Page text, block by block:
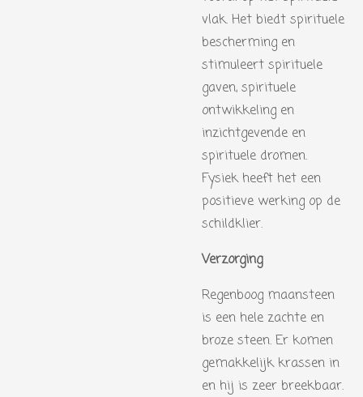
vlak. Het biedt spirituele
bescherming en
stimuleert spirituele
gaven, spirituele
ontwikkeling en
inzichtgevende en
spirituele dromen.
Fysiek heeft het een
positieve werking op de
schildklier.
Verzorging
Regenboog maansteen
is een hele zachte en
broze steen. Er komen
gemakkelijk krassen in
en hij is zeer breekbaar.